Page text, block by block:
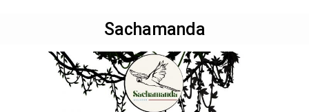
Sachamanda